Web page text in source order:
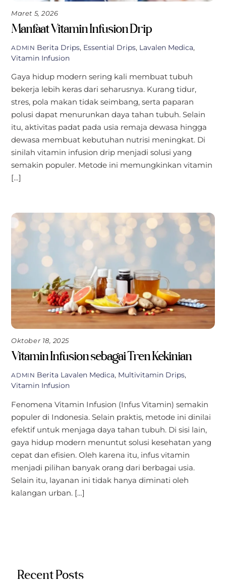
Maret 5, 2026
Manfaat Vitamin Infusion Drip
ADMIN Berita Drips, Essential Drips, Lavalen Medica,
Vitamin Infusion
Gaya hidup modern sering kali membuat tubuh
bekerja lebih keras dari seharusnya. Kurang tidur,
stres, pola makan tidak seimbang, serta paparan
polusi dapat menurunkan daya tahan tubuh. Selain
itu, aktivitas padat pada usia remaja dewasa hingga
dewasa membuat kebutuhan nutrisi meningkat. Di
sinilah vitamin infusion drip menjadi solusi yang
semakin populer. Metode ini memungkinkan vitamin
[…]
Oktober 18, 2025
Vitamin Infusion sebagai Tren Kekinian
ADMIN Berita Lavalen Medica, Multivitamin Drips,
Vitamin Infusion
Fenomena Vitamin Infusion (Infus Vitamin) semakin
populer di Indonesia. Selain praktis, metode ini dinilai
efektif untuk menjaga daya tahan tubuh. Di sisi lain,
gaya hidup modern menuntut solusi kesehatan yang
cepat dan efisien. Oleh karena itu, infus vitamin
menjadi pilihan banyak orang dari berbagai usia.
Selain itu, layanan ini tidak hanya diminati oleh
kalangan urban. […]
Recent Posts